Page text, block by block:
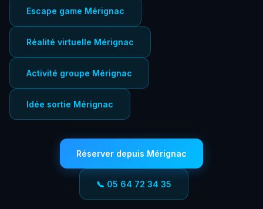
Escape game Mérignac
Réalité virtuelle Mérignac
Activité groupe Mérignac
Idée sortie Mérignac
Réserver depuis Mérignac
📞 05 64 72 34 35